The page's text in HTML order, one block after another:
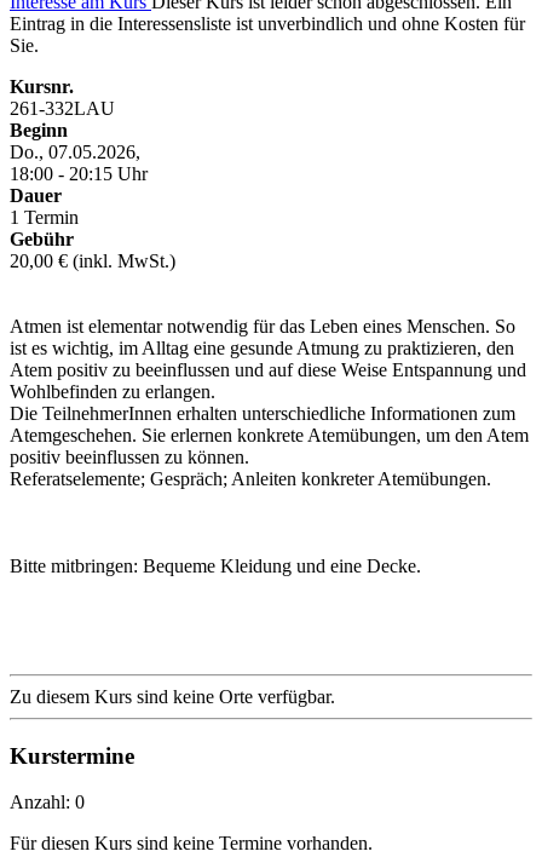
Eintrag in die Interessensliste ist unverbindlich und ohne Kosten für
Sie.
Kursnr.
261-332LAU
Beginn
Do., 07.05.2026,
18:00 - 20:15 Uhr
Dauer
1 Termin
Gebühr
20,00 € (inkl. MwSt.)
Atmen ist elementar notwendig für das Leben eines Menschen. So
ist es wichtig, im Alltag eine gesunde Atmung zu praktizieren, den
Atem positiv zu beeinflussen und auf diese Weise Entspannung und
Wohlbefinden zu erlangen.
Die TeilnehmerInnen erhalten unterschiedliche Informationen zum
Atemgeschehen. Sie erlernen konkrete Atemübungen, um den Atem
positiv beeinflussen zu können.
Referatselemente; Gespräch; Anleiten konkreter Atemübungen.
Bitte mitbringen: Bequeme Kleidung und eine Decke.
Zu diesem Kurs sind keine Orte verfügbar.
Kurstermine
Anzahl: 0
Für diesen Kurs sind keine Termine vorhanden.